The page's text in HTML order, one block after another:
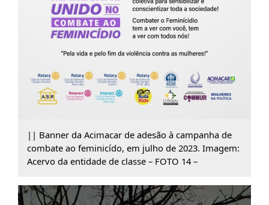
|| Banner da Acimacar de adesão à campanha de
combate ao feminicído, em julho de 2023. Imagem:
Acervo da entidade de classe – FOTO 14 –